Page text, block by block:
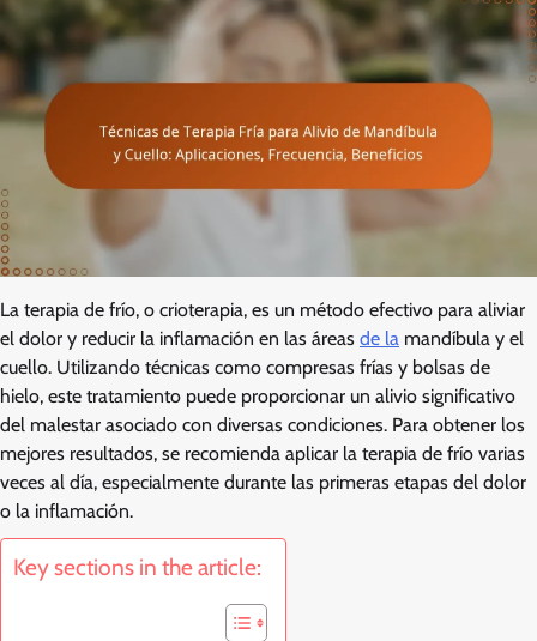
La terapia de frío, o crioterapia, es un método efectivo para aliviar
el dolor y reducir la inflamación en las áreas de la mandíbula y el
cuello. Utilizando técnicas como compresas frías y bolsas de
hielo, este tratamiento puede proporcionar un alivio significativo
del malestar asociado con diversas condiciones. Para obtener los
mejores resultados, se recomienda aplicar la terapia de frío varias
veces al día, especialmente durante las primeras etapas del dolor
o la inflamación.
Key sections in the article: